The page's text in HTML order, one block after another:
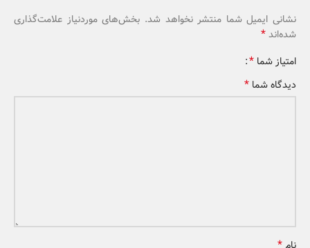
نشانی ایمیل شما منتشر نخواهد شد. بخش‌های موردنیاز علامت‌گذاری
شده‌اند*
امتیاز شما *
دیدگاه شما *